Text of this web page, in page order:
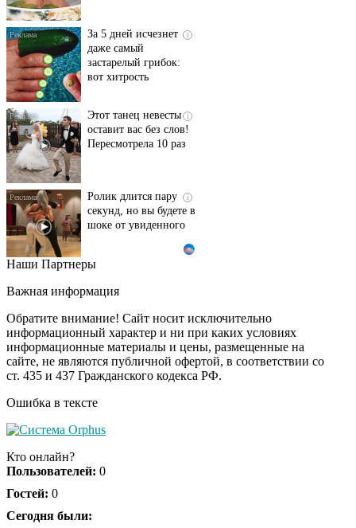
даже самый
застарелый грибок:
вот хитрость
оставит вас без слов!
Пересмотрела 10 раз
секунд, но вы будете в
шоке от увиденного
Ролик из Омска: вы
i
Ржу не переставая, это
видео пересмотришь
не раз
Скрытая камера на
их не видят...
Ролик длится
Наши Партнеры
Важная информация
Обратите внимание! Сайт носит исключительно
информационный характер и ни при каких условиях
информационные материалы и цены, размещенные на
сайте, не являются публичной офертой, в соответствии со
ст. 435 и 437 Гражданского кодекса РФ.
Ошибка в тексте
Кто онлайн?
Пользователей: 0
Гостей: 0
Сегодня были: